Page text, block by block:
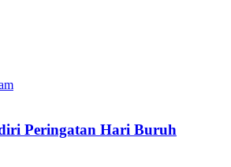
Peringatan Hari Buruh